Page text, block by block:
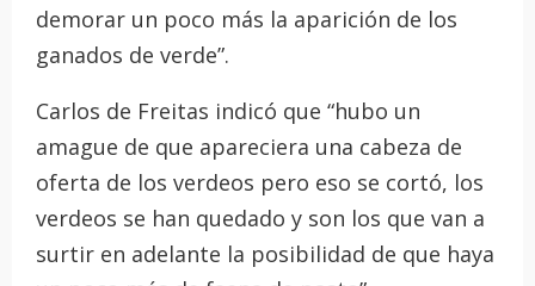
demorar un poco más la aparición de los
ganados de verde”.
Carlos de Freitas indicó que “hubo un
amague de que apareciera una cabeza de
oferta de los verdeos pero eso se cortó, los
verdeos se han quedado y son los que van a
surtir en adelante la posibilidad de que haya